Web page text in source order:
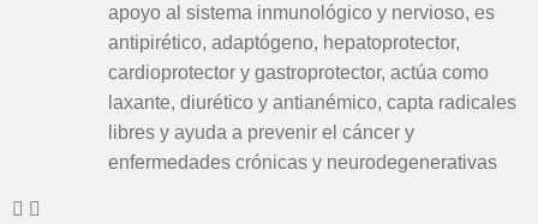
apoyo al sistema inmunológico y nervioso, es
antipirético, adaptógeno, hepatoprotector,
cardioprotector y gastroprotector, actúa como
laxante, diurético y antianémico, capta radicales
libres y ayuda a prevenir el cáncer y
enfermedades crónicas y neurodegenerativas